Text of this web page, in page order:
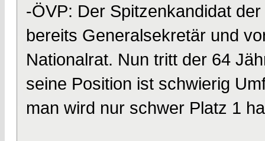
-ÖVP: Der Spitzenkandidat
bereits Generalsekretär und
Nationalrat. Nun tritt der 64
seine Position ist schwierig
man wird nur schwer Platz 1